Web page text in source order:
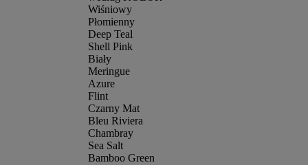
Wiśniowy
Płomienny
Deep Teal
Shell Pink
Biały
Meringue
Azure
Flint
Czarny Mat
Bleu Riviera
Chambray
Sea Salt
Bamboo Green